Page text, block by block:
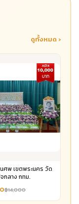
ดูทั้งหมด ›
ศพ เขตพระนคร วัด
กลาง กทม.
฿14,000